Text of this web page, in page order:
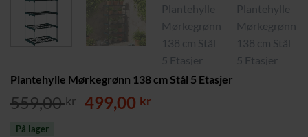
Plantehylle Mørkegrønn 138 cm Stål 5 Etasjer
559,00kr Opprinnelig
499,00 krNåværende
På lager